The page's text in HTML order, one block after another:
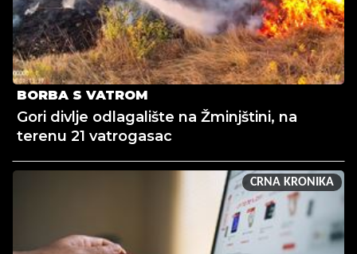
BORBA S VATROM
Gori divlje odlagalište na Žminjštini, na
terenu 21 vatrogasac
CRNA KRONIKA